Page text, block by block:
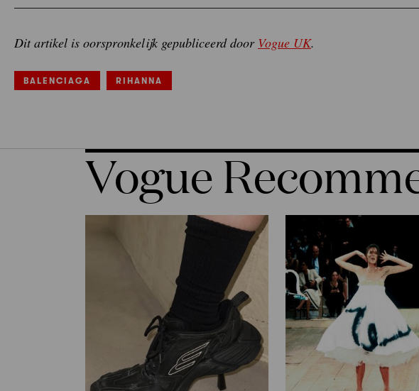
Dit artikel is oorspronkelijk gepubliceerd door Vogue UK.
BALENCIAGA RIHANNA
Vogue